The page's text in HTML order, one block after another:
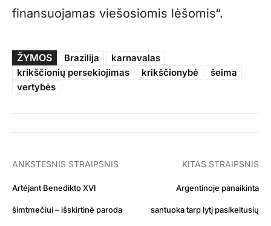
finansuojamas viešosiomis lėšomis“.
ŽYMOS Brazilija
karnavalas
krikščionių persekiojimas
krikščionybė
šeima
vertybės
ANKSTESNIS STRAIPSNIS
Artėjant Benedikto XVI
šimtmečiui – išskirtinė paroda
KITAS STRAIPSNIS
Argentinoje panaikinta
santuoka tarp lytį pasikeitusių